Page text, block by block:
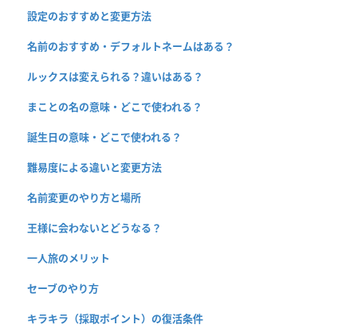
設定のおすすめと変更方法
名前のおすすめ・デフォルトネームはある？
ルックスは変えられる？違いはある？
まことの名の意味・どこで使われる？
誕生日の意味・どこで使われる？
難易度による違いと変更方法
名前変更のやり方と場所
王様に会わないとどうなる？
一人旅のメリット
セーブのやり方
キラキラ（採取ポイント）の復活条件